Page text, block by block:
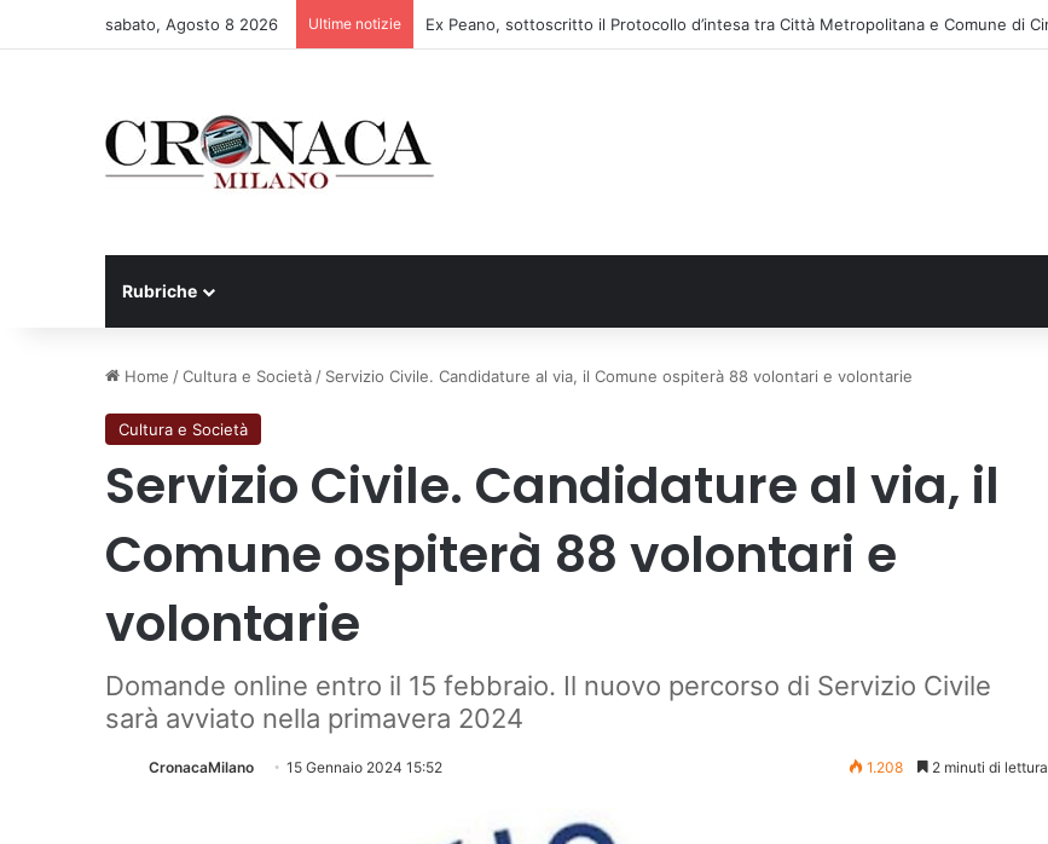
sabato, Agosto 8 2026 Ultime notizie
Rubriche
Home /Cultura e Società / Servizio Civile. Candidature al via, il Comune ospiterà 88 volontari e volontarie
Cultura e Società
Servizio Civile. Candidature al via, il
Comune ospiterà 88 volontari e
volontarie
Domande online entro il 15 febbraio. Il nuovo percorso di Servizio Civile
sarà avviato nella primavera 2024
CronacaMilano 15 Gennaio 2024 15:52 1.208 2 minuti di lettura